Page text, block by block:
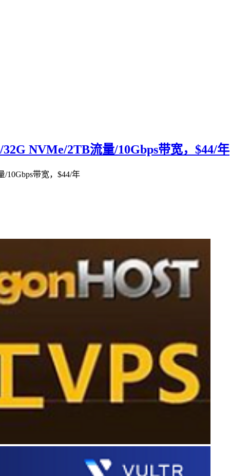
NVMe/2TB流量/10Gbps带宽，$44/年
/10Gbps带宽，$44/年